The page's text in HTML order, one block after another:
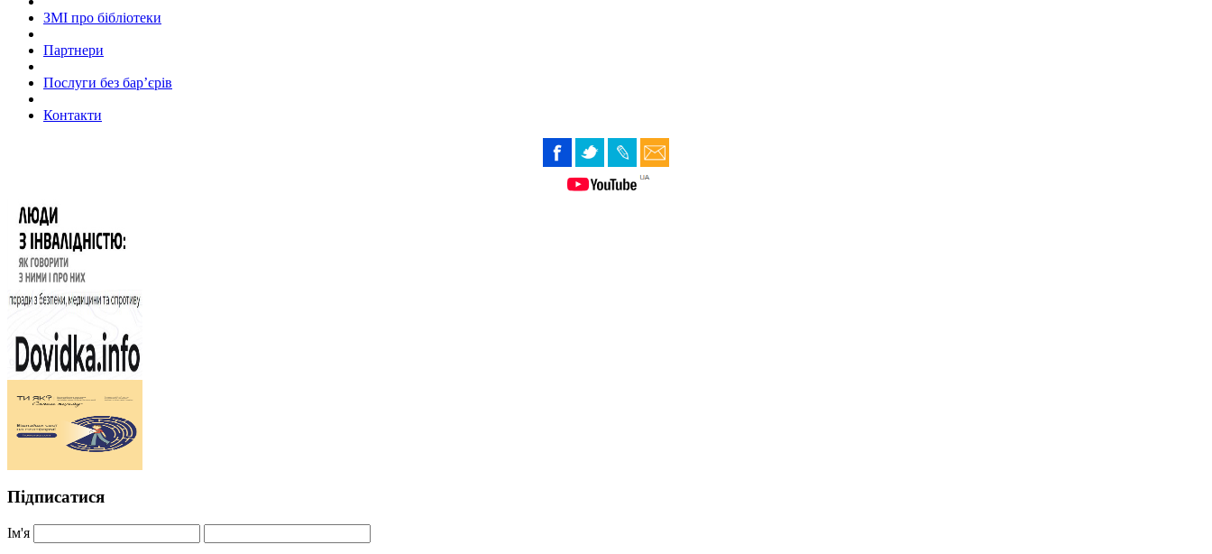
ЗМІ про бібліотеки
Партнери
Послуги без бар’єрів
Контакти
Підписатися
Ім'я